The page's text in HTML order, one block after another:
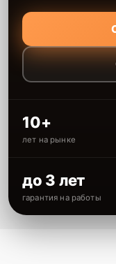
10+
лет на рынке
до 3 лет
гарантия на работы